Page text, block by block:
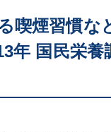
喫煙習慣
年 国民栄養